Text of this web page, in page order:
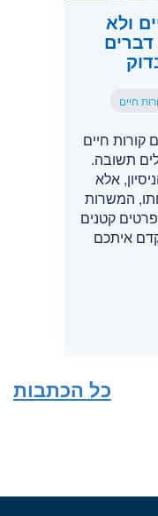
ולא
חוזרים אליכם? 7 דברים
חיים
קורות חיים
תשובה.
אלא
המשרות
קטנים
איתכם
כל הכתבות